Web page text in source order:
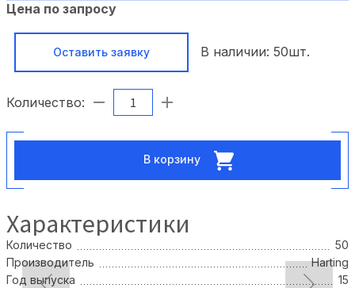
Цена по запросу
Оставить заявку В наличии: 50шт.
Количество:
В корзину
Характеристики
Количество
50
Производитель
Harting
Год выпуска
15